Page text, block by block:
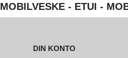
MOBILVESKE - ETUI -
DIN KONTO